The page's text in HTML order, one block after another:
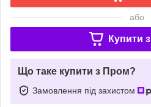
або
Купити з
Що таке купити з Пром?
Замовлення під захистом